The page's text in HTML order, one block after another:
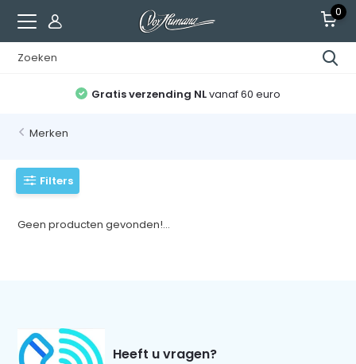
0
Gratis verzending NLvanaf 60 euro
Merken
Filters
Geen producten gevonden!...
Heeft u vragen?